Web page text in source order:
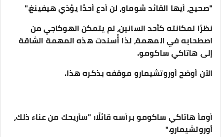
"صحيح، أيها القائد شوماو، لن أدع أحدًا يؤذي هيفينغ."
نظرًا لمكانته كأحد السانين، لم يتمكن الهوكاجي من
اصطحابه في المهمة، لذا أُسندت هذه المهمة الشاقة
إلى هاتاكي ساكومو.
الآن أوضح أوروتشيمارو موقفه بذكره هذا.
أومأ هاتاكي ساكومو برأسه قائلًا: "سأريحك من عناء ذلك،
أوروتشيمارو."